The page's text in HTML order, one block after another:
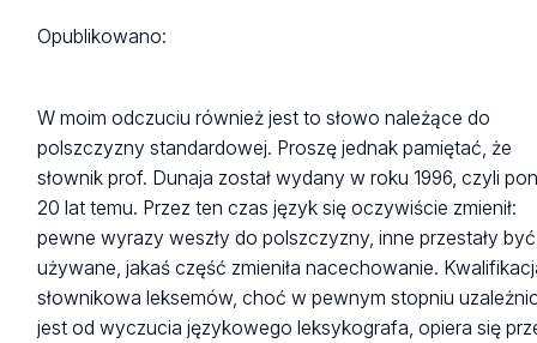
Opublikowano:
W moim odczuciu również jest to słowo należące do
polszczyzny standardowej. Proszę jednak pamiętać, że
słownik prof. Dunaja został wydany w roku 1996, czyli
20 lat temu. Przez ten czas język się oczywiście zmienił:
pewne wyrazy weszły do polszczyzny, inne przestały być
używane, jakaś część zmieniła nacechowanie.
słownikowa leksemów, choć w pewnym stopniu
jest od wyczucia językowego leksykografa, opiera się